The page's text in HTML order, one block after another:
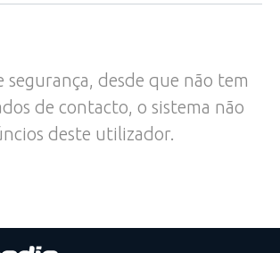
segurança, desde que não tem
de contacto, o sistema não
deste utilizador.